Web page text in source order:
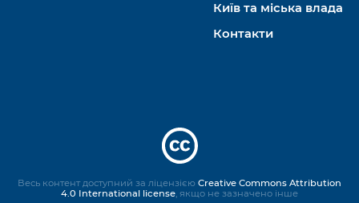
Київ та міська влада
Контакти
Весь контент доступний за ліцензією Creative Commons Attribution
4.0 International license, якщо не зазначено інше